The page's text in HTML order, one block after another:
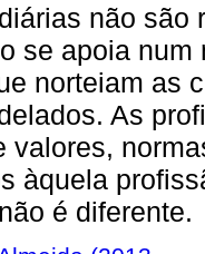
não são
se apoia
norteiam as
As
valores,
àquela
é diferente.